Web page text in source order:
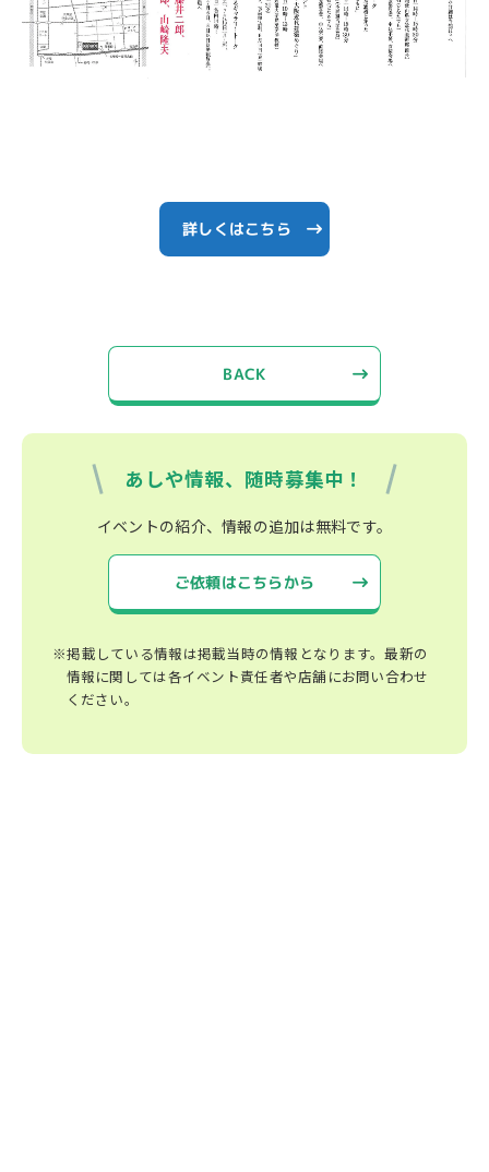
詳しくはこちら
BACK
あしや情報、随時募集中！
イベントの紹介、情報の追加は無料です。
ご依頼はこちらから
※掲載している情報は掲載当時の情報となります。最新の
情報に関しては各イベント責任者や店舗にお問い合わせ
ください。